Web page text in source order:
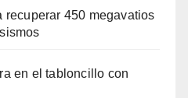
recuperar 450 megavatios
en el tabloncillo con